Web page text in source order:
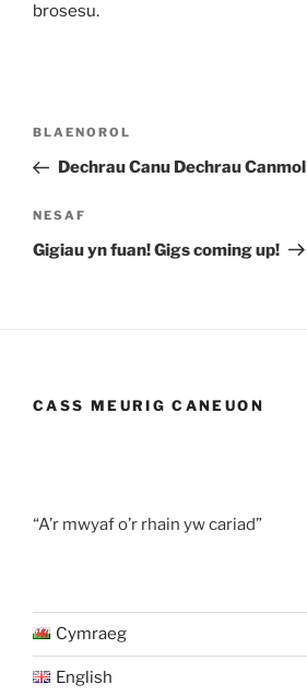
brosesu.
Llywio
Cofnod
Blaenorol
BLAENOROL
Dechrau Canu Dechrau Canmol
Cofnod
Nesaf
NESAF
Gigiau yn fuan! Gigs coming up!
CASS MEURIG CANEUON
“A’r mwyaf o’r rhain yw cariad”
Cymraeg
English